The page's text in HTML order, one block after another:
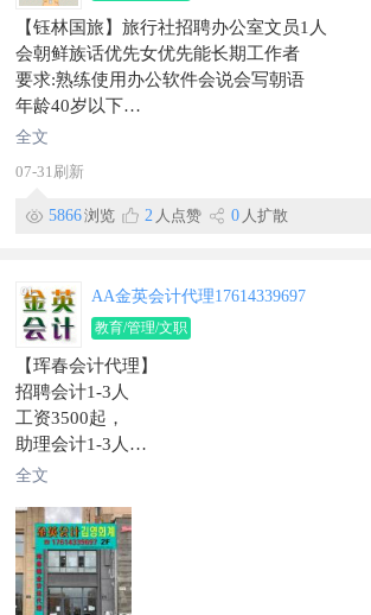
【钰林国旅】旅行社招聘办公室文员1人
会朝鲜族话优先女优先能长期工作者
要求:熟练使用办公软件会说会写朝语
年龄40岁以下
薪资3000+
工作地点欧式街北头门市
信息有效期到2026/07/21
全文
07-31刷新
5866浏览 2 人点赞 0 人扩散
AA金英会计代理17614339697
教育/管理/文职
【珲春会计代理】
招聘会计1-3人
工资3500起，
助理会计1-3人
工资3000起，随业务能力调整，早八晚五，
工作地点，世代第一城金英会计代理
信息有效期到2026/07/21
联系时，请说明在【珲春圈】看到的~
全文